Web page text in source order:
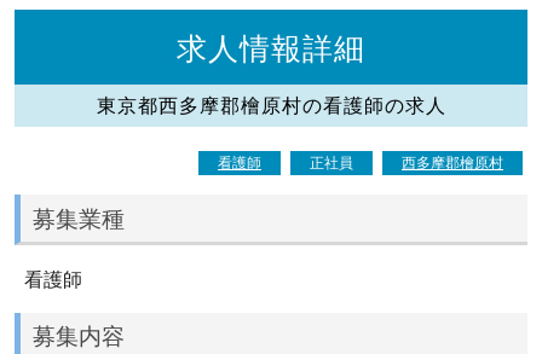
求人情報詳細
東京都西多摩郡檜原村の看護師の求人
看護師 正社員 西多摩郡檜原村
募集業種
看護師
募集内容